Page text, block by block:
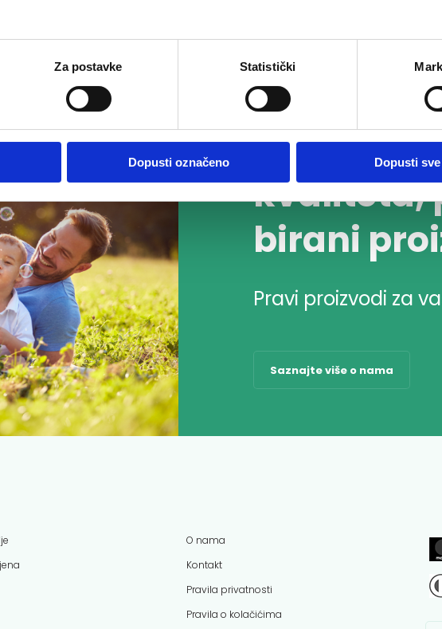
Za postavke Statistički
Dopusti označeno Dopusti sve
Isključivo
kvaliteta,
birani
Pravi proizvodi za
Saznajte više o nama
O nama
Kontakt
Pravila privatnosti
Pravila o kolačićima